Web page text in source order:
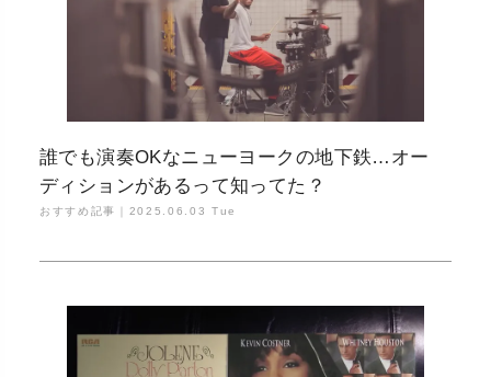
誰でも演奏OKなニューヨークの地下鉄…オー
ディションがあるって知ってた？
おすすめ記事｜ 2025.06.03 Tue